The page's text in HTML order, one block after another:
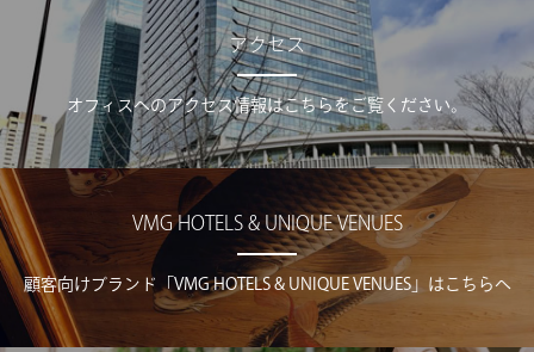
アクセス
オフィスへのアクセス情報はこちらをご覧ください。
VMG HOTELS & UNIQUE VENUES
顧客向けブランド「VMG HOTELS & UNIQUE VENUES」はこちらへ